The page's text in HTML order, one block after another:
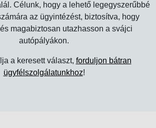
Célunk, hogy a lehető legegyszerűbbé
az ügyintézést, biztosítva, hogy
magabiztosan utazhasson a svájci
autópályákon.
a keresett választ, forduljon bátran
ügyfélszolgálatunkhoz!